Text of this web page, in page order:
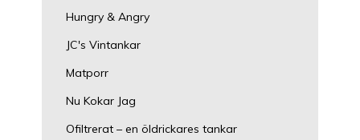
Hungry & Angry
JC's Vintankar
Matporr
Nu Kokar Jag
Ofiltrerat – en öldrickares tankar